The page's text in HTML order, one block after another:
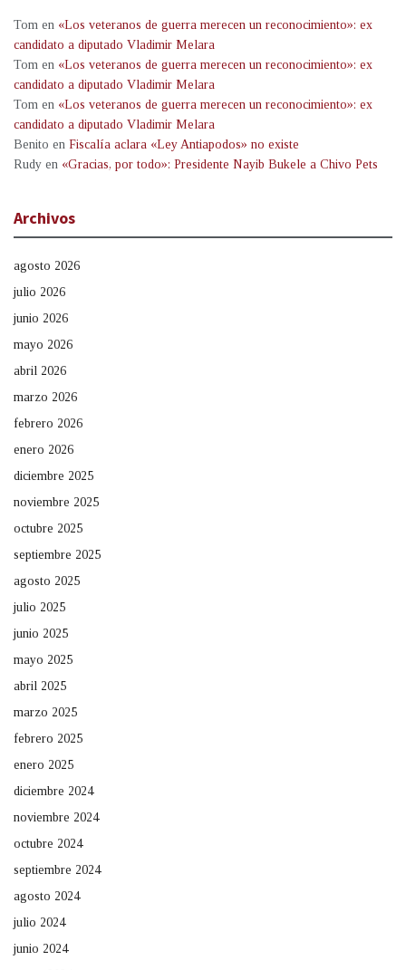
Tom en «Los veteranos de guerra merecen un reconocimiento»: ex
candidato a diputado Vladimir Melara
Tom en «Los veteranos de guerra merecen un reconocimiento»: ex
candidato a diputado Vladimir Melara
Tom en «Los veteranos de guerra merecen un reconocimiento»: ex
candidato a diputado Vladimir Melara
Benito en Fiscalía aclara «Ley Antiapodos» no existe
Rudy en «Gracias, por todo»: Presidente Nayib Bukele a Chivo Pets
Archivos
agosto 2026
julio 2026
junio 2026
mayo 2026
abril 2026
marzo 2026
febrero 2026
enero 2026
diciembre 2025
noviembre 2025
octubre 2025
septiembre 2025
agosto 2025
julio 2025
junio 2025
mayo 2025
abril 2025
marzo 2025
febrero 2025
enero 2025
diciembre 2024
noviembre 2024
octubre 2024
septiembre 2024
agosto 2024
julio 2024
junio 2024